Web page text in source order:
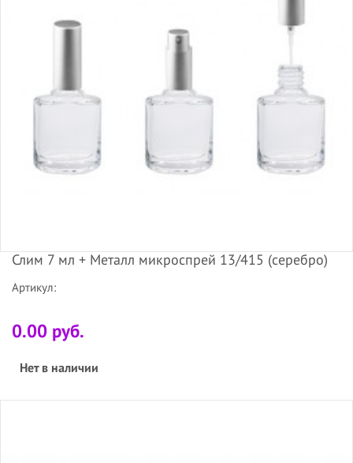
Слим 7 мл + Металл микроспрей 13/415 (серебро)
Артикул:
0.00 руб.
Нет в наличии